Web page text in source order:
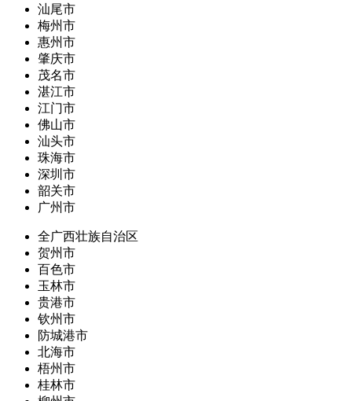
汕尾市
梅州市
惠州市
肇庆市
茂名市
湛江市
江门市
佛山市
汕头市
珠海市
深圳市
韶关市
广州市
全广西壮族自治区
贺州市
百色市
玉林市
贵港市
钦州市
防城港市
北海市
梧州市
桂林市